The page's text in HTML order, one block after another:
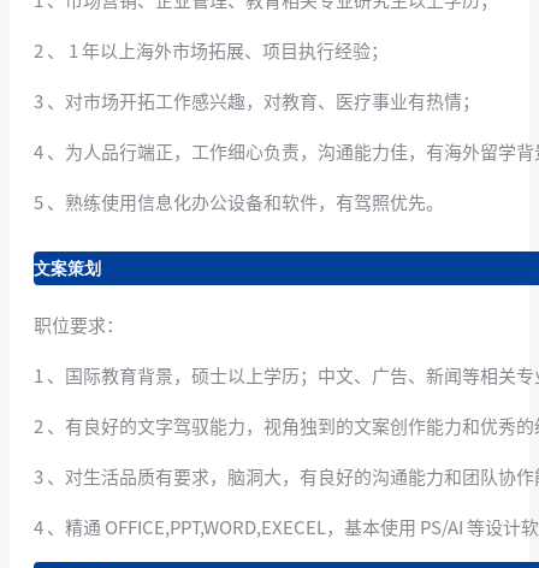
2 、 1 年以上海外市场拓展、项目执行经验；
3 、对市场开拓工作感兴趣，对教育、医疗事业有热情；
4 、为人品行端正，工作细心负责，沟通能力佳，有海外留学背
5 、熟练使用信息化办公设备和软件，有驾照优先。
文案策划
职位要求：
1 、国际教育背景，硕士以上学历；中文、广告、新闻等相关专
2 、有良好的文字驾驭能力，视角独到的文案创作能力和优秀
3 、对生活品质有要求，脑洞大，有良好的沟通能力和团队协
4 、精通 OFFICE,PPT,WORD,EXECEL，基本使用 PS/AI 等设计